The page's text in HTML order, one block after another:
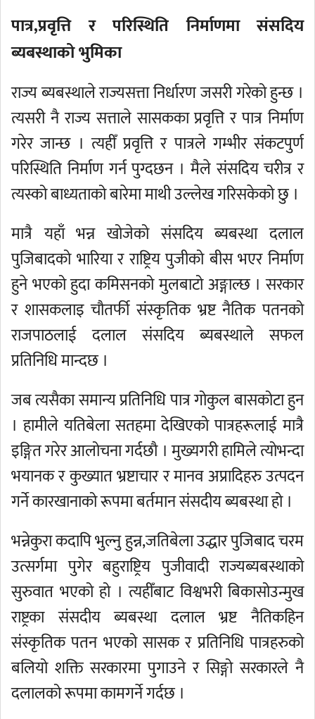
पात्र,प्रवृत्ति र परिस्थिति निर्माणमा संसदिय
ब्यबस्थाको भुमिका
राज्य ब्यबस्थाले राज्यसत्ता निर्धारण जसरी गरेको हुन्छ ।
त्यसरी नै राज्य सत्ताले सासकका प्रवृत्ति र पात्र निर्माण
गरेर जान्छ । त्यहीँ प्रवृत्ति र पात्रले गम्भीर संकटपुर्ण
परिस्थिति निर्माण गर्न पुग्दछन । मैले संसदिय चरीत्र र
त्यस्को बाध्यताको बारेमा माथी उल्लेख गरिसकेको छु ।
मात्रै यहाँ भन्न खोजेको संसदिय ब्यबस्था दलाल
पुजिबादको भारिया र राष्ट्रिय पुजीको बीस भएर निर्माण
हुने भएको हुदा कमिसनको मुलबाटो अङ्गाल्छ । सरकार
र शासकलाइ चौतर्फी संस्कृतिक भ्रष्ट नैतिक पतनको
राजपाठलाई दलाल संसदिय ब्यबस्थाले सफल
प्रतिनिधि मान्दछ ।
जब त्यसैका समान्य प्रतिनिधि पात्र गोकुल बासकोटा हुन
। हामीले यतिबेला सतहमा देखिएको पात्रहरूलाई मात्रै
इङ्गित गरेर आलोचना गर्दछौ । मुख्यगरी हामिले त्योभन्दा
भयानक र कुख्यात भ्रष्टाचार र मानव अप्रादिहरु उत्पदन
गर्ने कारखानाको रूपमा बर्तमान संसदीय ब्यबस्था हो ।
भन्नेकुरा कदापि भुल्नु हुन्न,जतिबेला उद्धार पुजिबाद चरम
उत्सर्गमा पुगेर बहुराष्ट्रिय पुजीवादी राज्यब्यबस्थाको
सुरुवात भएको हो । त्यहीँबाट विश्वभरी बिकासोउन्मुख
राष्ट्रका संसदीय ब्यबस्था दलाल भ्रष्ट नैतिकहिन
संस्कृतिक पतन भएको सासक र प्रतिनिधि पात्रहरुको
बलियो शक्ति सरकारमा पुगाउने र सिङ्गो सरकारले नै
दलालको रूपमा कामगर्ने गर्दछ ।